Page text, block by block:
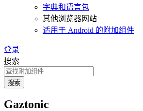
字典和语言包
其他浏览器网站
适用于 Android 的附加组件
登录
搜索
搜索
Gaztonic